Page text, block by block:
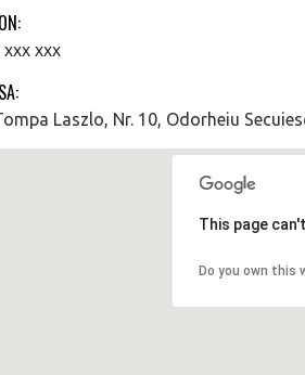
xxx xxx
Laszlo, Nr. 10, Odorheiu
This page
Do you own this